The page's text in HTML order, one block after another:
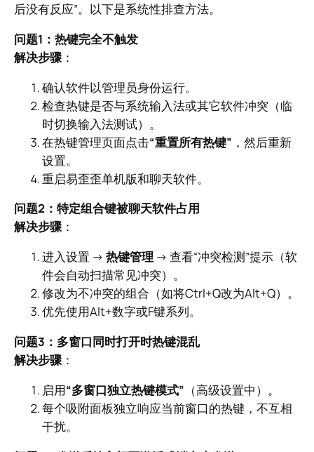
后没有反应”。以下是系统性排查方法。
问题1：热键完全不触发
解决步骤：
确认软件以管理员身份运行。
检查热键是否与系统输入法或其它软件冲突（临
时切换输入法测试）。
在热键管理页面点击“重置所有热键” ，然后重新
设置。
重启易歪歪单机版和聊天软件。
问题2：特定组合键被聊天软件占用
解决步骤：
进入设置 → 热键管理 → 查看“冲突检测”提示（软
件会自动扫描常见冲突）。
修改为不冲突的组合（如将Ctrl+Q改为Alt+Q）。
优先使用Alt+数字或F键系列。
问题3：多窗口同时打开时热键混乱
解决步骤：
启用“多窗口独立热键模式” （高级设置中）。
每个吸附面板独立响应当前窗口的热键，不互相
干扰。